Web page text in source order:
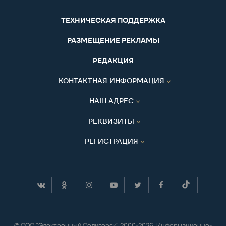
ТЕХНИЧЕСКАЯ ПОДДЕРЖКА
РАЗМЕЩЕНИЕ РЕКЛАМЫ
РЕДАКЦИЯ
КОНТАКТНАЯ ИНФОРМАЦИЯ
НАШ АДРЕС
РЕКВИЗИТЫ
РЕГИСТРАЦИЯ